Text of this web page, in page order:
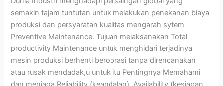
semakin tajam tuntutan untuk melakukan penekanan biaya
produksi dan persyaratan kualitas mengarah sytem
Preventive Maintenance. Tujuan melaksanakan Total
productivity Maintenance untuk menghidari terjadinya
mesin produksi berhenti beroprasi tanpa direncanakan
atau rusak mendadak,u untuk itu Pentingnya Memahami
dan menjaga Reliability (keandalan), Availability (kesiapan